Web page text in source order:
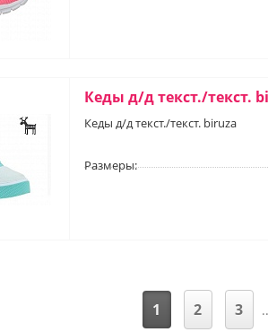
Кеды д/д текст./текст.
Кеды д/д текст./текст. biruza
Размеры:
1 2 3